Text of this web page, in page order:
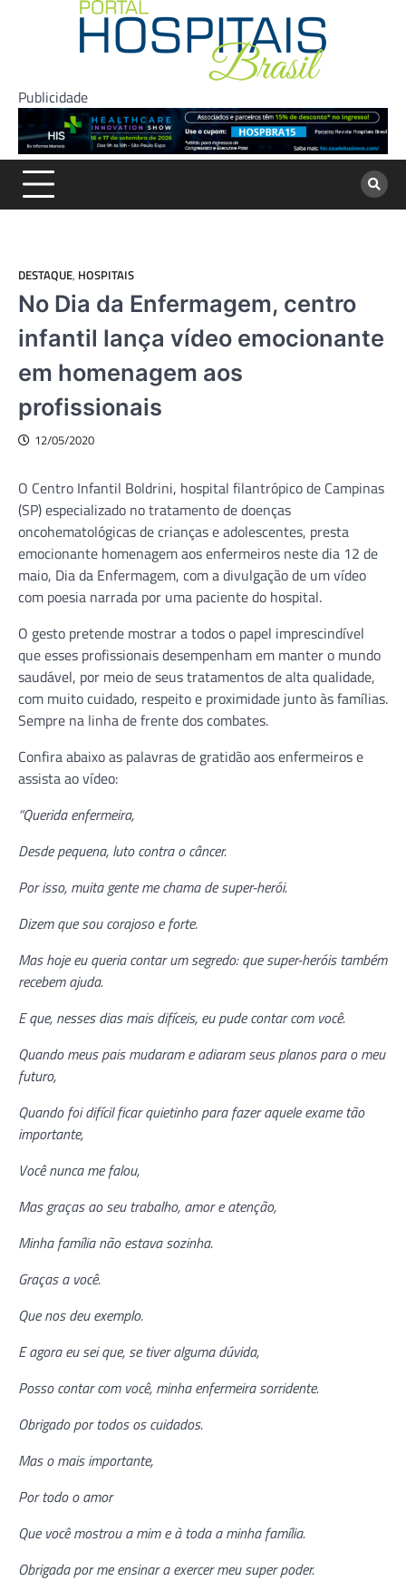
Publicidade
DESTAQUE, HOSPITAIS
No Dia da Enfermagem, centro
infantil lança vídeo emocionante
em homenagem aos
profissionais
12/05/2020
O Centro Infantil Boldrini, hospital filantrópico de Campinas
(SP) especializado no tratamento de doenças
oncohematológicas de crianças e adolescentes, presta
emocionante homenagem aos enfermeiros neste dia 12 de
maio, Dia da Enfermagem, com a divulgação de um vídeo
com poesia narrada por uma paciente do hospital.
O gesto pretende mostrar a todos o papel imprescindível
que esses profissionais desempenham em manter o mundo
saudável, por meio de seus tratamentos de alta qualidade,
com muito cuidado, respeito e proximidade junto às famílias.
Sempre na linha de frente dos combates.
Confira abaixo as palavras de gratidão aos enfermeiros e
assista ao vídeo:
“Querida enfermeira,
Desde pequena, luto contra o câncer.
Por isso, muita gente me chama de super-herói.
Dizem que sou corajoso e forte.
Mas hoje eu queria contar um segredo: que super-heróis também
recebem ajuda.
E que, nesses dias mais difíceis, eu pude contar com você.
Quando meus pais mudaram e adiaram seus planos para o meu
futuro,
Quando foi difícil ficar quietinho para fazer aquele exame tão
importante,
Você nunca me falou,
Mas graças ao seu trabalho, amor e atenção,
Minha família não estava sozinha.
Graças a você.
Que nos deu exemplo.
E agora eu sei que, se tiver alguma dúvida,
Posso contar com você, minha enfermeira sorridente.
Obrigado por todos os cuidados.
Mas o mais importante,
Por todo o amor
Que você mostrou a mim e à toda a minha família.
Obrigada por me ensinar a exercer meu super poder.